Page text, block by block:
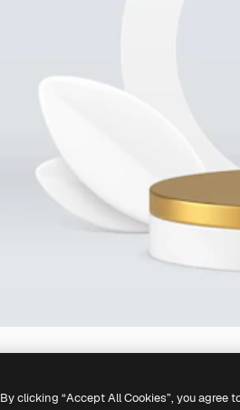
By clicking “Accept All Cookies”, you